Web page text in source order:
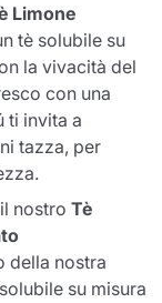
Limone
tè solubile su
la vivacità del
con una
ti invita a
tazza, per
il nostroTè
della nostra
su misura